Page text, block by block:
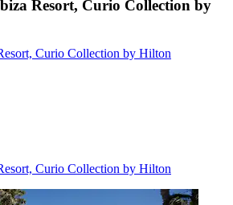
Resort, Curio Collection by
Curio Collection by Hilton
Curio Collection by Hilton